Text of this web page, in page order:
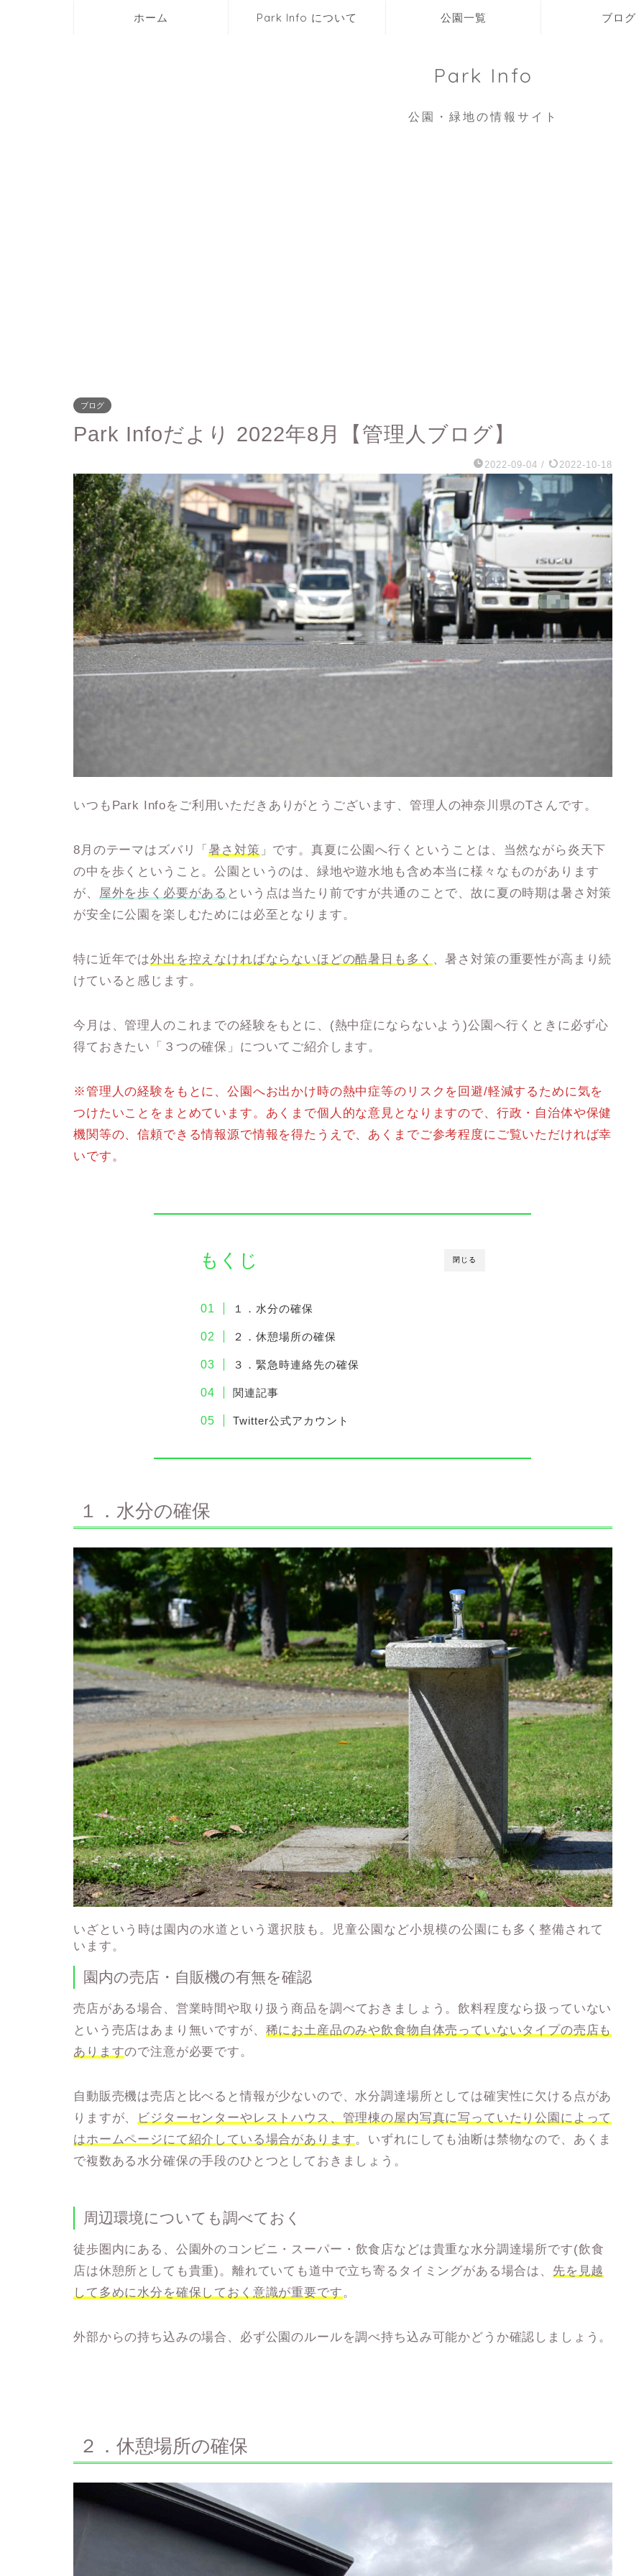
ホーム Park Info について 公園一覧 ブログ
Park Info
公園・緑地の情報サイト
ブログ
Park Infoだより 2022年8月【管理人ブログ】
2022-09-04 / 2022-10-18
いつもPark Infoをご利用いただきありがとうございます、管理人の神奈川県のTさんです。
8月のテーマはズバリ「暑さ対策 」です。真夏に公園へ行くということは、当然ながら炎天下
の中を歩くということ。公園というのは、緑地や遊水地も含め本当に様々なものがあります
が、
屋外を歩く必要がある という点は当たり前ですが共通のことで、故に夏の時期は暑さ対策
が安全に公園を楽しむためには必至となります。
特に近年では外出を控えなければならないほどの酷暑日も多く
、暑さ対策の重要性が高まり続
けていると感じます。
今月は、管理人のこれまでの経験をもとに、(熱中症にならないよう)公園へ行くときに必ず心
得ておきたい「 ３つの確保 」についてご紹介します。
※管理人の経験をもとに、公園へお出かけ時の熱中症等のリスクを回避/軽減するために気を
つけたいことをまとめています。 あくまで個人的な意見となりますので、行政・自治体や保健
機関等の、信頼できる情報源で情報を得たうえで、あくまでご参考程度にご覧いただければ幸
いです 。
閉じる
もくじ
１．水分の確保
２．休憩場所の確保
３．緊急時連絡先の確保
関連記事
Twitter公式アカウント
１．水分の確保
いざという時は園内の水道という選択肢も。児童公園など小規模の公園にも多く整備されて
います。
園内の売店・自販機の有無を確認
売店がある場合、 営業時間や取り扱う商品 を調べておきましょう。飲料程度なら扱っていない
という売店はあまり無いですが、 稀にお土産品のみや飲食物自体売っていないタイプの売店も
ありますので注意が必要です。
自動販売機は売店と比べると情報が少ないので、水分調達場所としては確実性に欠ける点があ
りますが、
ビジターセンターやレストハウス、管理棟の屋内写真に写っていたり公園によって
はホームページにて紹介している場合があります。 いずれにしても油断は禁物なので、あくま
で複数ある水分確保の手段のひとつとしておきましょう 。
周辺環境についても調べておく
徒歩圏内にある、公園外のコンビニ ・ スーパー ・ 飲食店などは貴重な水分調達場所です(飲食
店は休憩所としても貴重)。離れていても道中で立ち寄るタイミングがある場合は、 先を見越
して多めに水分を確保しておく意識が重要です 。
外部からの持ち込みの場合、必ず公園のルールを調べ持ち込み可能かどうか確認しましょう。
２．休憩場所の確保